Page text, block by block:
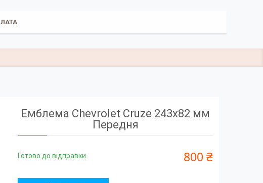
Емблема Chevrolet Cruze 243х82 мм
Передня
Готово до відправки 800 ₴